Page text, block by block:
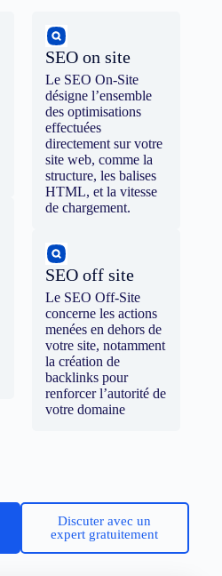
SEO on site
Le SEO On-Site
désigne l’ensemble
des optimisations
effectuées
directement sur votre
site web, comme la
structure, les balises
HTML, et la vitesse
de chargement.
SEO off site
Le SEO Off-Site
concerne les actions
menées en dehors de
votre site, notamment
la création de
backlinks pour
renforcer l’autorité de
votre domaine
Discuter avec un
expert gratuitement